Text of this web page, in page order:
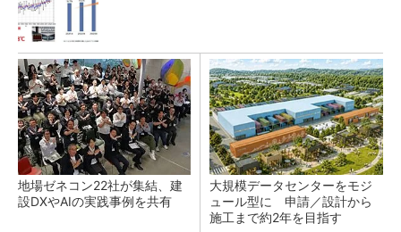
地場ゼネコン22社が集結、建
設DXやAIの実践事例を共有
大規模データセンターをモジ
ュール型に 申請／設計から
施工まで約2年を目指す